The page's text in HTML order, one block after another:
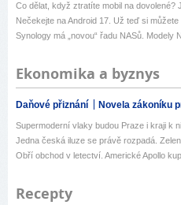
Co dělat, když ztratíte mobil na dovolené?
Nečekejte na Android 17. Už teď si
Synology má „novou“ řadu NASů. Modely
Ekonomika a byznys
Daňové přiznání Novela zákoníku
Supermoderní vlaky budou Praze i kraji k
Jedna česká iluze se právě rozpadá.
Obří obchod v letectví. Americké Apollo
Recepty